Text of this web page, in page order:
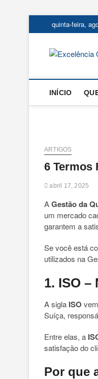
to
quinta-feira,
INÍCIO
ARTIGOS
6 Termos
abril 17, 2025
AGestão da
um mercado
garantem a
Se você está
utilizados na
1. ISO
A sigla ISO
Suíça,
Entre elas, a
satisfação do
Por que